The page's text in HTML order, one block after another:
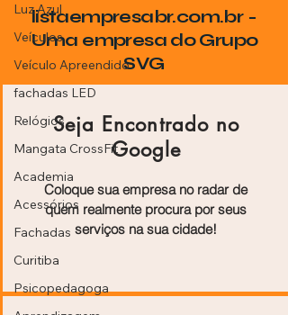
Luz Azul
Veículos
Veículo Apreendido
fachadas LED
Relógios
Mangata CrossFit
Academia
Acessórios
Fachadas
Curitiba
Psicopedagoga
listaempresabr.com.br -
Uma empresa do Grupo
SVG
Seja Encontrado no
Google
Coloque sua empresa no radar de
quem realmente procura por seus
serviços na sua cidade!